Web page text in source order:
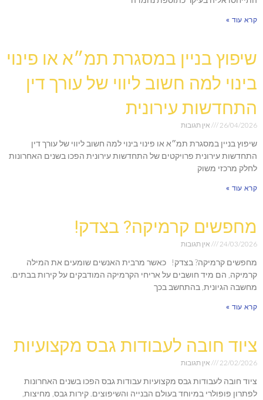
קרא עוד »
שיפוץ בניין במסגרת תמ״א או פינוי
בינוי למה חשוב ליווי של עורך דין
התחדשות עירונית
26/04/2026 אין תגובות
שיפוץ בניין במסגרת תמ״א או פינוי בינוי למה חשוב ליווי של עורך דין
התחדשות עירונית פרויקטים של התחדשות עירונית הפכו בשנים האחרונות
לחלק מרכזי משוק
קרא עוד »
מחפשים קרמיקה? בצדק!
24/03/2026 אין תגובות
מחפשים קרמיקה? בצדק! כאשר מרבית האנשים שומעים את המילה
קרמיקה, הם מיד חושבים על אריחי הקרמיקה המודבקים על קירות בבתים.
מחשבה הגיונית, בהתחשב בכך
קרא עוד »
ציוד חובה לעבודות גבס מקצועיות
22/02/2026 אין תגובות
ציוד חובה לעבודות גבס מקצועיות עבודות גבס הפכו בשנים האחרונות
לפתרון פופולרי במיוחד בעולם הבנייה והשיפוצים. קירות גבס, מחיצות,